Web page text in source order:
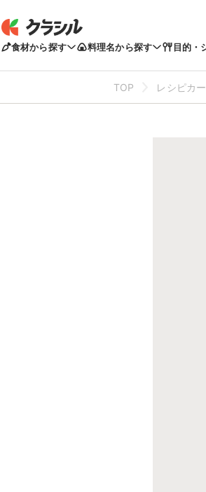
食材から探す 料理名から探す 目的・
TOP レシピカ